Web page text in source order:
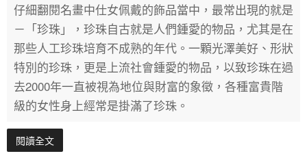
仔細翻閱名畫中仕女佩戴的飾品當中，最常出現的就是
－「珍珠」，珍珠自古就是人們鍾愛的物品，尤其是在
那些人工珍珠培育不成熟的年代。一顆光澤美好、形狀
特別的珍珠，更是上流社會鍾愛的物品，以致珍珠在過
去2000年一直被視為地位與財富的象徵，各種富貴階
級的女性身上經常是掛滿了珍珠。
閱讀全文